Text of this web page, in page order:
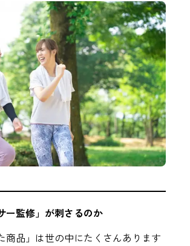
ー監修」が刺さるのか
商品」は世の中にたくさんあります